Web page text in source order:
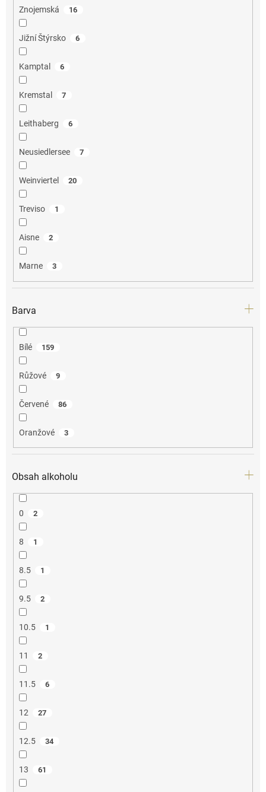
Znojemská 16
Jižní Štýrsko 6
Kamptal 6
Kremstal 7
Leithaberg 6
Neusiedlersee 7
Weinviertel 20
Treviso 1
Aisne 2
Marne 3
Barva
Bílé 159
Růžové 9
Červené 86
Oranžové 3
Obsah alkoholu
0 2
8 1
8.5 1
9.5 2
10.5 1
11 2
11.5 6
12 27
12.5 34
13 61